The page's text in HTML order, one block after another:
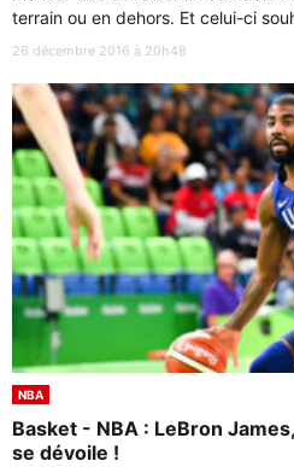
terrain ou en dehors. Et celui-ci
26 décembre 2016 à 20h48
NBA
Basket - NBA : LeBron
se dévoile !